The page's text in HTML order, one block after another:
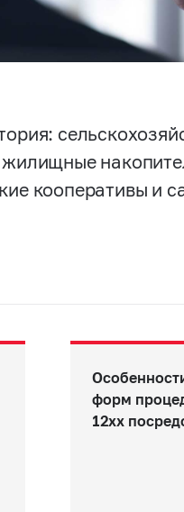
кооперативы и
форм
12хх